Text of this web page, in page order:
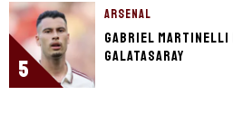
5
ARSENAL
Gabriel Martinelli
Galatasaray